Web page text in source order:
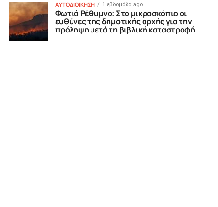
ΑΥΤΟΔΙΟΙΚΗΣΗ 1 εβδομάδα ago
Φωτιά Ρέθυμνο: Στο μικροσκόπιο οι
ευθύνες της δημοτικής αρχής για την
πρόληψη μετά τη βιβλική καταστροφή